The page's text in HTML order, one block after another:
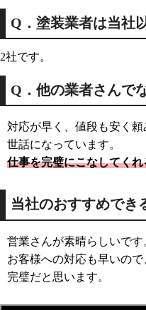
Q．塗装業者は当社
2社です。
Q．他の業者さんで
対応が早く、値段も安く
世話になっています。
仕事を完璧にこなしてくれ
当社のおすすめでき
営業さんが素晴らしいで
お客様への対応も早いの
完璧だと思います。